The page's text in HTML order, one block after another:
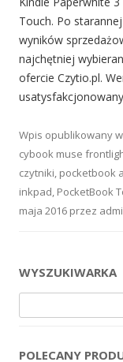
Touch. Po
wyników
najchętniej
ofercie Czytio.pl.
Wpis opublikowany w
cybook muse
czytniki pocketbook
inkpad PocketBook
maja 2016 przez
WYSZUKIWARKA
POLECANY